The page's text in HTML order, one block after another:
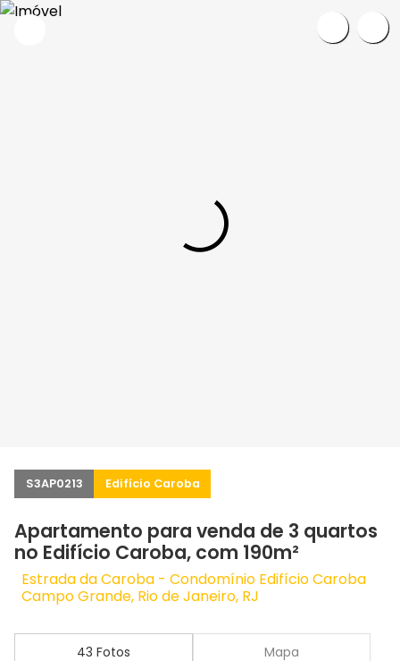
S3AP0213 Edifício Caroba
Apartamento para venda de 3 quartos
no Edifício Caroba, com 190m²
Estrada da Caroba - Condomínio Edifício Caroba
Campo Grande, Rio de Janeiro, RJ
43 Fotos Mapa